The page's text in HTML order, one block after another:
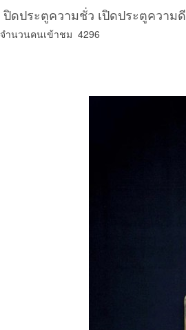
ปิดประตูความชั่ว เปิดประตูความดี
จำนวนคนเข้าชม 4296